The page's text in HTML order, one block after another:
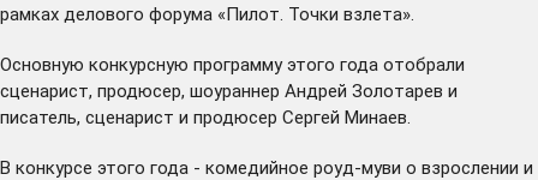
рамках делового форума «Пилот. Точки взлета».
Основную конкурсную программу этого года отобрали
сценарист, продюсер, шоураннер Андрей Золотарев и
писатель, сценарист и продюсер Сергей Минаев.
В конкурсе этого года - комедийное роуд-муви о взрослении и